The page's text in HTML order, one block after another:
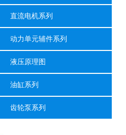
直流电机系列
动力单元辅件系列
液压原理图
油缸系列
齿轮泵系列